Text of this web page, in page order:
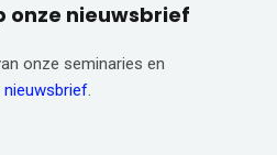
onze nieuwsbrief
onze seminaries en
nieuwsbrief.